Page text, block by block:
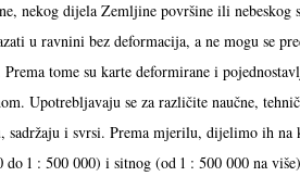
nekog dijela Zemljine površine ili nebeskog
u ravnini bez deformacija, a ne mogu se
tome su karte deformirane i
Upotrebljavaju se za različite naučne,
i svrsi. Prema mjerilu, dijelimo ih na
1 : 500 000) i sitnog (od 1 : 500 000 na